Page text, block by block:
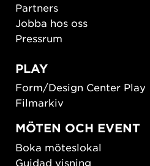
Partners
Jobba hos oss
Pressrum
PLAY
Form/Design Center Play
Filmarkiv
MÖTEN OCH EVENT
Boka möteslokal
Guidad visning